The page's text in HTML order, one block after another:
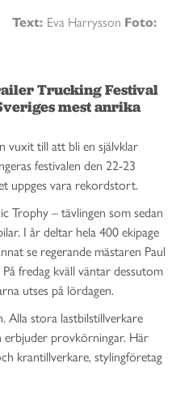
Text: Eva Harrysson Foto:
Trucking Festival
mest anrika
vuxit till att bli en självklar
festivalen den 22-23
uppges vara rekordstort.
Trophy – tävlingen som sedan
I år deltar hela 400 ekipage
se regerande mästaren Paul
fredag kväll väntar dessutom
utses på lördagen.
Alla stora lastbilstillverkare
erbjuder provkörningar. Här
krantillverkare, stylingföretag